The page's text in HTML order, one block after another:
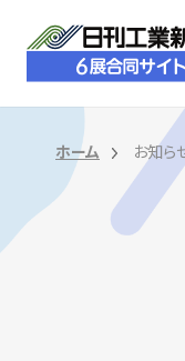
ホーム お知ら